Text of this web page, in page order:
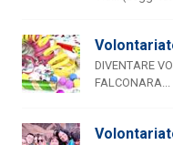
DIVENTARE